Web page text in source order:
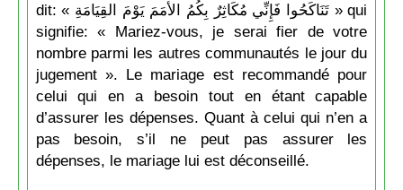
dit: « تَنَاكَحُوا فَإِنِّي مُكَاثِرٌ بِكُمُ الأُمَمَ يَوْمَ القِيَامَةِ » qui
signifie: « Mariez-vous, je serai fier de votre
nombre parmi les autres communautés le jour du
jugement ». Le mariage est recommandé pour
celui qui en a besoin tout en étant capable
d’assurer les dépenses. Quant à celui qui n’en a
pas besoin, s’il ne peut pas assurer les
dépenses, le mariage lui est déconseillé.